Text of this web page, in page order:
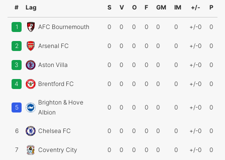
# Lag S V O F GM IM +/- P
1 AFC Bournemouth 0 0 0 0 0 0 +/-0 0
2 Arsenal FC 0 0 0 0 0 0 +/-0 0
3 Aston Villa 0 0 0 0 0 0 +/-0 0
4 Brentford FC 0 0 0 0 0 0 +/-0 0
5
Brighton & Hove
Albion
0 0 0 0 0 0 +/-0 0
6 Chelsea FC 0 0 0 0 0 0 +/-0 0
7 Coventry City 0 0 0 0 0 0 +/-0 0